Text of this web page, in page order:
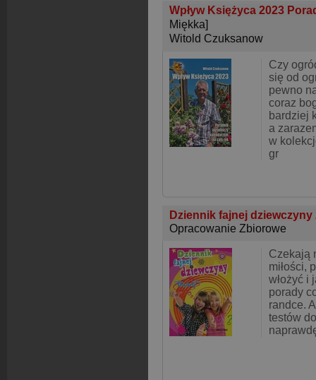
Wpływ Księżyca 2023
Miękka]
Witold Czuksanow
Czy
się od
pewno
coraz
bardziej
a
w
gr
Dziennik fajnej dziewczyny
Opracowanie Zbiorowe
Czekają
miłości,
włożyć i
porady
randce.
testów